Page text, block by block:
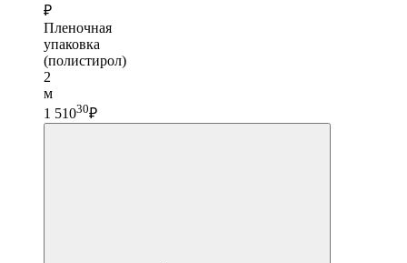
₽
Пленочная
упаковка
(полистирол)
2
м
1 51030₽